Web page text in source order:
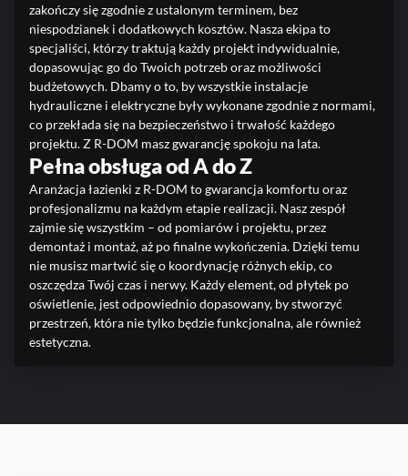
Pełna obsługa od A do Z
Aranżacja łazienki z R-DOM to gwarancja komfortu oraz
profesjonalizmu na każdym etapie realizacji. Nasz zespół
zajmie się wszystkim – od pomiarów i projektu, przez
demontaż i montaż, aż po finalne wykończenia. Dzięki temu
nie musisz martwić się o koordynację różnych ekip, co
oszczędza Twój czas i nerwy. Każdy element, od płytek po
oświetlenie, jest odpowiednio dopasowany, by stworzyć
przestrzeń, która nie tylko będzie funkcjonalna, ale również
estetyczna.
zakończy się zgodnie z ustalonym terminem, bez
niespodzianek i dodatkowych kosztów. Nasza ekipa to
specjaliści, którzy traktują każdy projekt indywidualnie,
dopasowując go do Twoich potrzeb oraz możliwości
budżetowych. Dbamy o to, by wszystkie instalacje
hydrauliczne i elektryczne były wykonane zgodnie z normami,
co przekłada się na bezpieczeństwo i trwałość każdego
projektu. Z R-DOM masz gwarancję spokoju na lata.